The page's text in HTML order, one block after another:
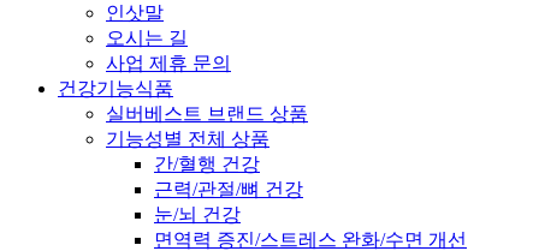
인삿말
오시는 길
사업 제휴 문의
건강기능식품
실버베스트 브랜드 상품
기능성별 전체 상품
간/혈행 건강
근력/관절/뼈 건강
눈/뇌 건강
면역력 증진/스트레스 완화/수면 개선